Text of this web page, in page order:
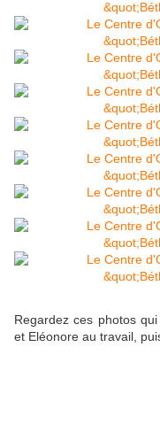
Regardez ces photos
et Eléonore au travail,